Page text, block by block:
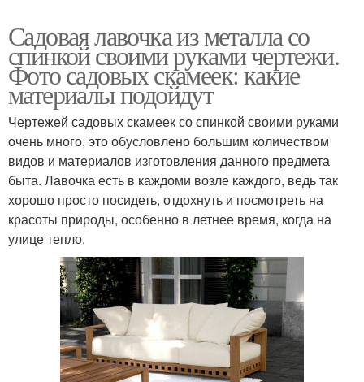
Садовая лавочка из металла со
спинкой своими руками чертежи.
Фото садовых скамеек: какие
материалы подойдут
Чертежей садовых скамеек со спинкой своими руками
очень много, это обусловлено большим количеством
видов и материалов изготовления данного предмета
быта. Лавочка есть в каждоми возле каждого, ведь так
хорошо просто посидеть, отдохнуть и посмотреть на
красоты природы, особенно в летнее время, когда на
улице тепло.